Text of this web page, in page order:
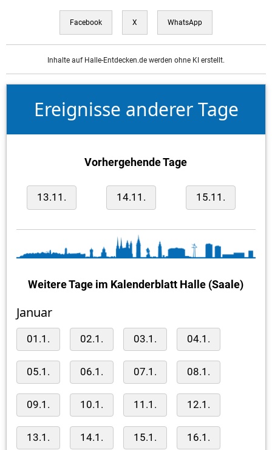
Facebook X WhatsApp
Inhalte auf Halle-Entdecken.de werden ohne KI erstellt.
Ereignisse anderer Tage
Vorhergehende Tage
13.11. 14.11. 15.11.
Weitere Tage im Kalenderblatt Halle (Saale)
Januar
01.1. 02.1. 03.1. 04.1.
05.1. 06.1. 07.1. 08.1.
09.1. 10.1. 11.1. 12.1.
13.1. 14.1. 15.1. 16.1.